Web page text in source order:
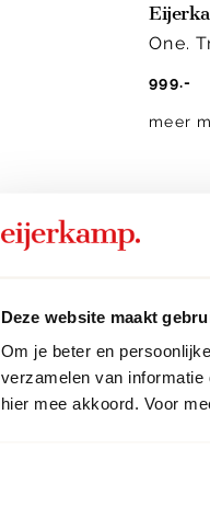
Deze website maakt
Om je beter en
verzamelen van
hier mee akkoord. Voor
One.
999.-
meer